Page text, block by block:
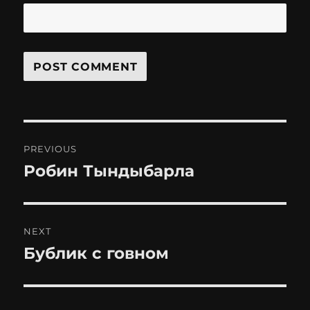
navigation
PREVIOUS
Previous
Робин Тындыбарла
NEXT
Next
Бублик с говном